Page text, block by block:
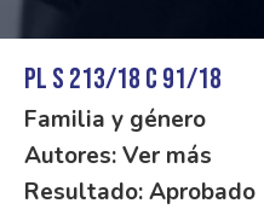
PL S 213/18 C 91/18
Familia y género
Autores: Ver más
Resultado: Aprobado